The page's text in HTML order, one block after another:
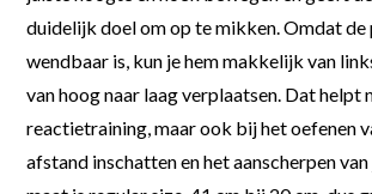
duidelijk doel om op te mikken. Omdat de
wendbaar is, kun je hem makkelijk van
van hoog naar laag verplaatsen. Dat helpt
reactietraining, maar ook bij het oefenen
afstand inschatten en het aanscherpen